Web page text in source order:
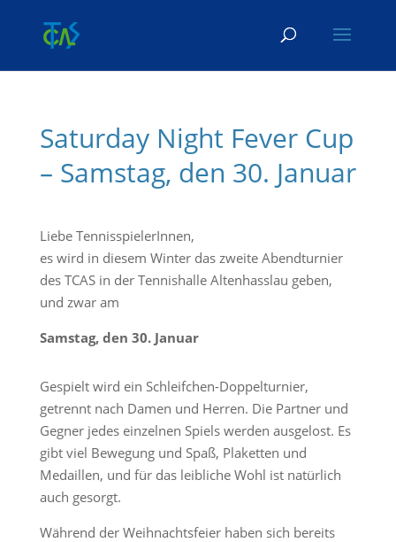
Skip To Content
Saturday Night Fever Cup
– Samstag, den 30. Januar
Liebe TennisspielerInnen,
es wird in diesem Winter das zweite Abendturnier
des TCAS in der Tennishalle Altenhasslau geben,
und zwar am
Samstag, den 30. Januar
Gespielt wird ein Schleifchen-Doppelturnier,
getrennt nach Damen und Herren. Die Partner und
Gegner jedes einzelnen Spiels werden ausgelost. Es
gibt viel Bewegung und Spaß, Plaketten und
Medaillen, und für das leibliche Wohl ist natürlich
auch gesorgt.
Während der Weihnachtsfeier haben sich bereits